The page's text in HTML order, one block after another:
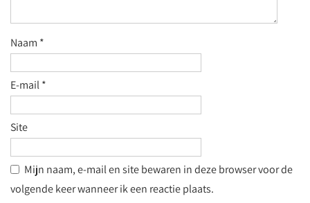
Naam *
E-mail*
Site
Mijn naam, e-mail en site bewaren in deze browser voor de
volgende keer wanneer ik een reactie plaats.